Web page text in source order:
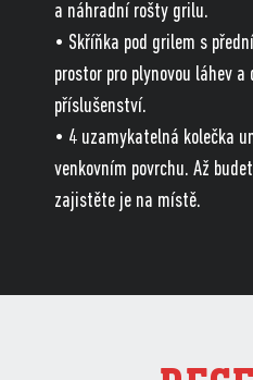
a náhradní rošty grilu.
• Skříňka pod grilem s
prostor pro plynovou láhev
příslušenství.
• 4 uzamykatelná kolečka
venkovním povrchu. Až
zajistěte je na místě.